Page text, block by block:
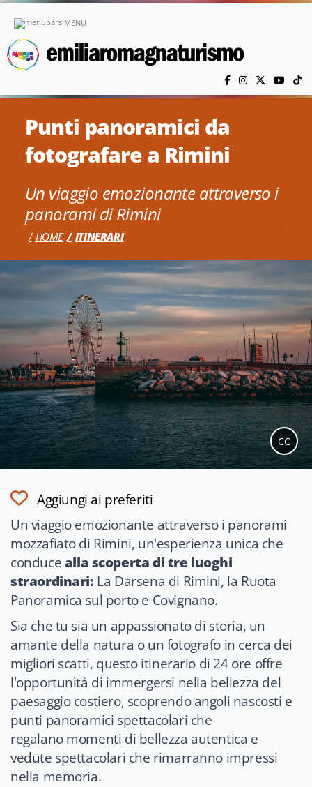
MENU
Punti panoramici da
fotografare a Rimini
Un viaggio emozionante attraverso i
panorami di Rimini
HOME ITINERARI
CC
Aggiungi ai preferiti
Un viaggio emozionante attraverso i panorami
mozzafiato di Rimini, un'esperienza unica che
conducealla scoperta di tre luoghi
straordinari: La Darsena di Rimini, la Ruota
Panoramica sul porto e Covignano.
Sia che tu sia un appassionato di storia, un
amante della natura o un fotografo in cerca dei
migliori scatti, questo itinerario di 24 ore offre
l'opportunità di immergersi nella bellezza del
paesaggio costiero, scoprendo angoli nascosti e
punti panoramici spettacolari che
regalano momenti di bellezza autentica e
vedute spettacolari che rimarranno impressi
nella memoria.